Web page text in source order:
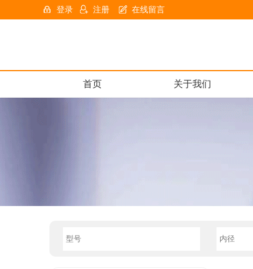
在线留言
登录 注册
首页 关于我们